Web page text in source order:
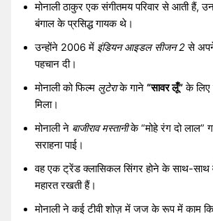
मोनाली ठाकुर एक संगीतमय परिवार से आती हैं,
बंगाल के प्रसिद्ध गायक थे।
उन्होंने 2006 में इंडियन आइडल सीजन 2से
पहचान दी।
मोनाली को फिल्म लुटेराके गाने“सावर लूँ”के लिए
मिला।
मोनाली ने बाजीराव मस्तानीके “मोहे रंग दो लाल”
सराहना पाई।
वह एक ट्रेंड क्लासिकल सिंगर होने के साथ-साथ
महारत रखती हैं।
मोनाली ने कई टीवी शोज़ में जज के रूप में काम